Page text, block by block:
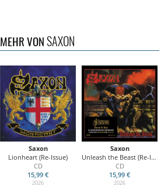
MEHR VONSAXON
Saxon
Lionheart (Re-Issue)
CD
15,99 €
2026
Saxon
Unleash the Beast (Re-Issue)
CD
15,99 €
2026